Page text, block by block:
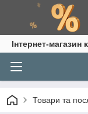
Інтернет-магазин
Товари та